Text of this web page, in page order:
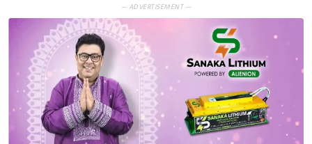
— ADVERTISEMENT —